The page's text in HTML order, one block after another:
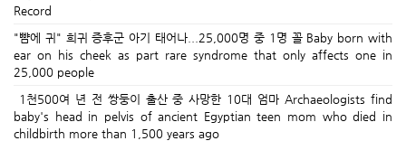
Record
"뺨에 귀" 희귀 증후군 아기 태어나...25,000명 중 1명 꼴 Baby born with
ear on his cheek as part rare syndrome that only affects one in
25,000 people
1천500여 년 전 쌍둥이 출산 중 사망한 10대 엄마 Archaeologists find
baby's head in pelvis of ancient Egyptian teen mom who died in
childbirth more than 1,500 years ago